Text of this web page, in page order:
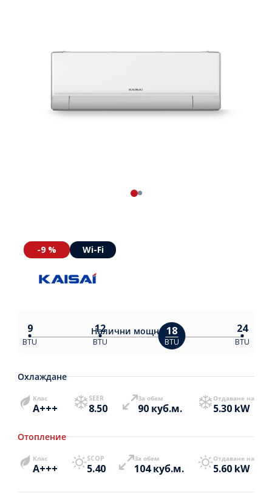
-9 % Wi-Fi
Налични мощности:
9
BTU
12
BTU
18
BTU
24
BTU
Охлаждане
Клас
A+++
SEER
8.50
За обем
90 куб.м.
Отдаване на
5.30 kW
Отопление
Клас
A+++
SCOP
5.40
За обем
104 куб.м.
Отдаване на
5.60 kW